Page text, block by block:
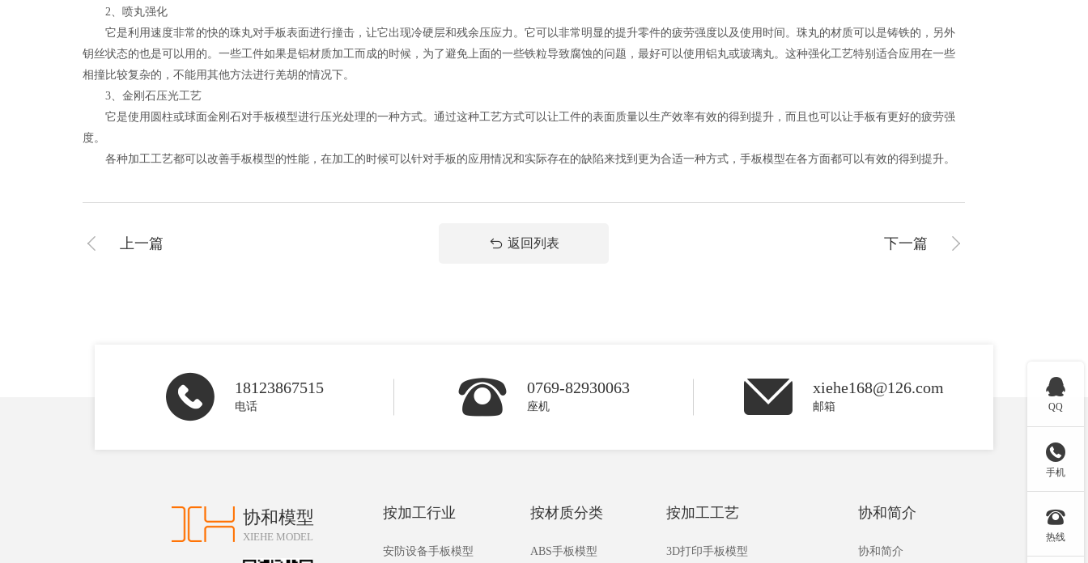
2、喷丸强化
它是利用速度非常的快的珠丸对手板表面进行撞击，让它出现冷硬层和残余压应力。它可以非常明显的提升零件的疲劳强度以及使用时间。珠丸的材质可以是铸铁的，另外
钥丝状态的也是可以用的。一些工件如果是铝材质加工而成的时候，为了避免上面的一些铁粒导致腐蚀的问题，最好可以使用铝丸或玻璃丸。这种强化工艺特别适合应用在一些
相撞比较复杂的，不能用其他方法进行羌胡的情况下。
3、金刚石压光工艺
它是使用圆柱或球面金刚石对手板模型进行压光处理的一种方式。通过这种工艺方式可以让工件的表面质量以生产效率有效的得到提升，而且也可以让手板有更好的疲劳强
度。
各种加工工艺都可以改善手板模型的性能，在加工的时候可以针对手板的应用情况和实际存在的缺陷来找到更为合适一种方式，手板模型在各方面都可以有效的得到提升。
上一篇 返回列表 下一篇
18123867515
电话
0769-82930063
座机
xiehe168@126.com
邮箱
协和模型
XIEHE MODEL
按加工行业
安防设备手板模型
按材质分类
ABS手板模型
按加工工艺
3D打印手板模型
协和简介
协和简介

QQ

手机

热线